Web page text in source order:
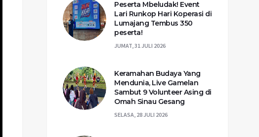
Peserta Mbeludak! Event
Lari Runkop Hari Koperasi di
Lumajang Tembus 350
peserta!
JUMAT, 31 JULI 2026
Keramahan Budaya Yang
Mendunia, Live Gamelan
Sambut 9 Volunteer Asing di
Omah Sinau Gesang
SELASA, 28 JULI 2026